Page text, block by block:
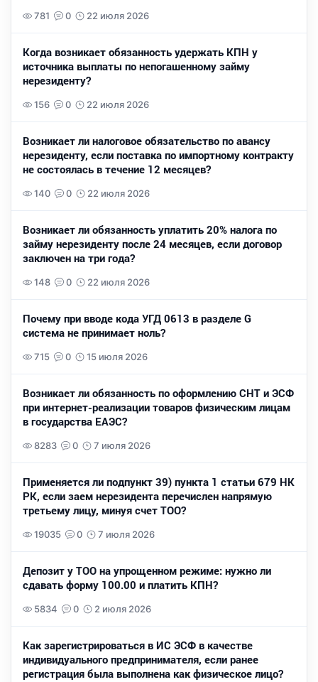
781 0 22 июля 2026
Когда возникает обязанность удержать КПН у
источника выплаты по непогашенному займу
нерезиденту?
156 0 22 июля 2026
Возникает ли налоговое обязательство по авансу
нерезиденту, если поставка по импортному контракту
не состоялась в течение 12 месяцев?
140 0 22 июля 2026
Возникает ли обязанность уплатить 20% налога по
займу нерезиденту после 24 месяцев, если договор
заключен на три года?
148 0 22 июля 2026
Почему при вводе кода УГД 0613 в разделе G
система не принимает ноль?
715 0 15 июля 2026
Возникает ли обязанность по оформлению СНТ и ЭСФ
при интернет-реализации товаров физическим лицам
в государства ЕАЭС?
8283 0 7 июля 2026
Применяется ли подпункт 39) пункта 1 статьи 679 НК
РК, если заем нерезидента перечислен напрямую
третьему лицу, минуя счет ТОО?
19035 0 7 июля 2026
Депозит у ТОО на упрощенном режиме: нужно ли
сдавать форму 100.00 и платить КПН?
5834 0 2 июля 2026
Как зарегистрироваться в ИС ЭСФ в качестве
индивидуального предпринимателя, если ранее
регистрация была выполнена как физическое лицо?